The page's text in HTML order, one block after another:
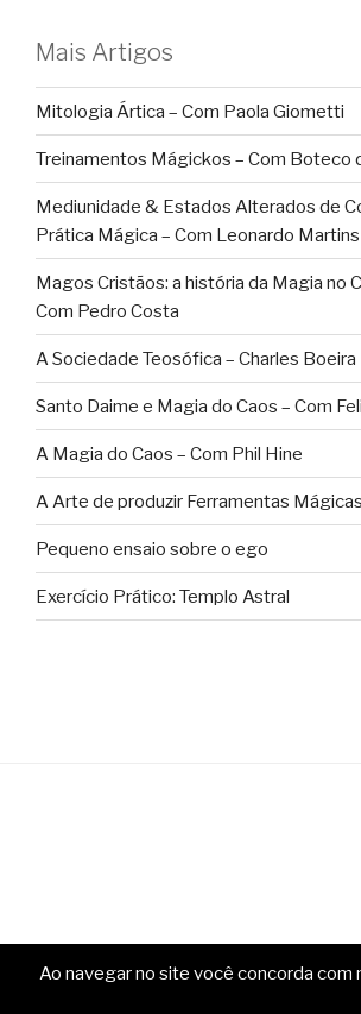
Mais Artigos
Mitologia Ártica – Com Paola Giometti
Treinamentos Mágickos – Com Boteco
Mediunidade & Estados Alterados de
Prática Mágica – Com Leonardo Martins
Magos Cristãos: a história da Magia no
Com Pedro Costa
A Sociedade Teosófica – Charles Boeira
Santo Daime e Magia do Caos – Com
A Magia do Caos – Com Phil Hine
A Arte de produzir Ferramentas Mágicas
Pequeno ensaio sobre o ego
Exercício Prático: Templo Astral
Ao navegar no site você concorda com